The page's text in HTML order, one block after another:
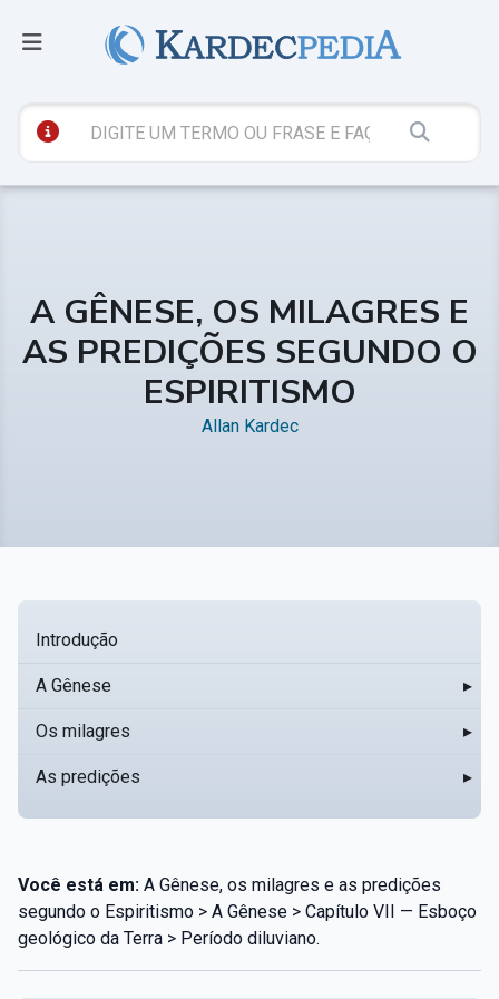
A GÊNESE, OS MILAGRES E
AS PREDIÇÕES SEGUNDO O
ESPIRITISMO
Allan Kardec
Introdução
A Gênese ▸
Os milagres ▸
As predições ▸
Você está em: A Gênese, os milagres e as predições
segundo o Espiritismo > A Gênese > Capítulo VII — Esboço
geológico da Terra > Período diluviano.